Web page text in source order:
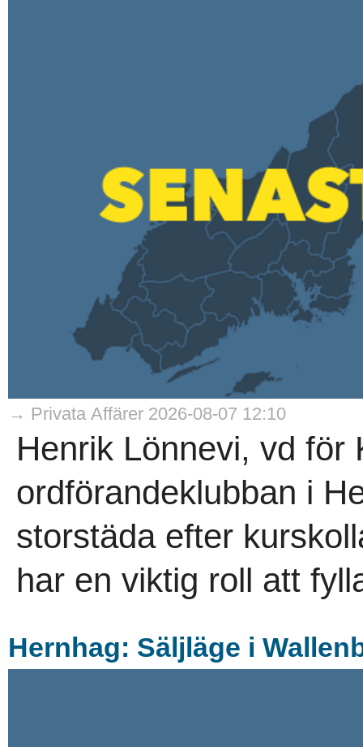
→ Privata Affärer 2026-08-07 12:10
Henrik Lönnevi, vd för
ordförandeklubban i
storstäda efter
har en viktig roll att
Hernhag: Säljläge i